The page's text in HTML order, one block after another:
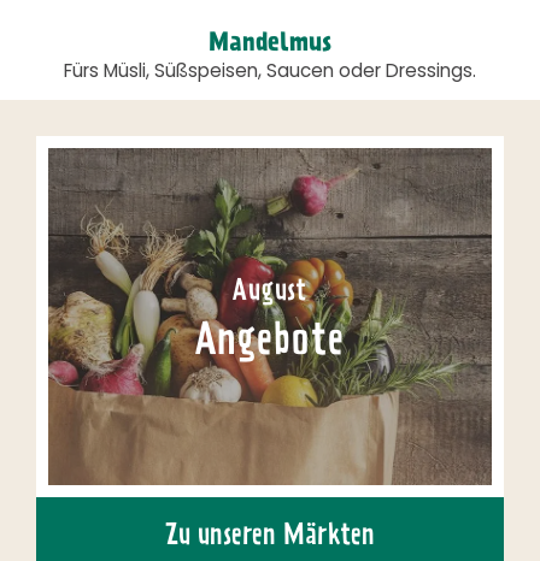
Mandelmus
Fürs Müsli, Süßspeisen, Saucen oder Dressings.
August
Angebote
Zu unseren Märkten